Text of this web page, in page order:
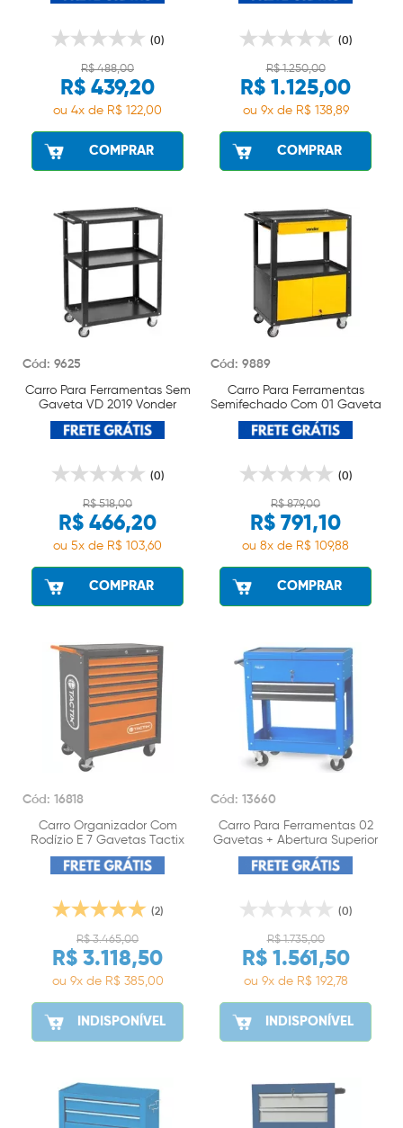
(0)
R$ 488,00
R$ 439,20
ou 4x de R$ 122,00
COMPRAR
(0)
R$ 1.250,00
R$ 1.125,00
ou 9x de R$ 138,89
COMPRAR
Cód: 9625
Carro Para Ferramentas Sem
Gaveta VD 2019 Vonder
(0)
R$ 518,00
R$ 466,20
ou 5x de R$ 103,60
COMPRAR
Cód: 9889
Carro Para Ferramentas
Semifechado Com 01 Gaveta
VD 2018 Vonder
(0)
R$ 879,00
R$ 791,10
ou 8x de R$ 109,88
COMPRAR
Cód: 16818
Carro Organizador Com
Rodízio E 7 Gavetas Tactix
(2)
R$ 3.465,00
R$ 3.118,50
ou 9x de R$ 385,00
INDISPONÍVEL
Cód: 13660
Carro Para Ferramentas 02
Gavetas + Abertura Superior
Riosul Tools
(0)
R$ 1.735,00
R$ 1.561,50
ou 9x de R$ 192,78
INDISPONÍVEL